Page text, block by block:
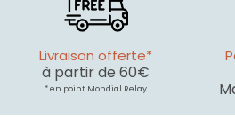
Livraison offerte*
à partir de 60€
* en point Mondial Relay